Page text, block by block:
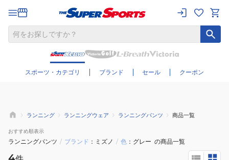
スポーツ・カテゴリ ブランド セール クーポン
さらに絞り込む
ランニング ランニングウェア ランニングパンツ 商品一覧
おすすめ順表示
ランニングパンツ / ブランド ミズノ / 色 グレー の商品一覧